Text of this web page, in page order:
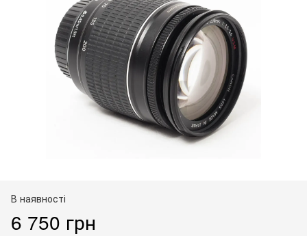
В наявності
6 750 грн